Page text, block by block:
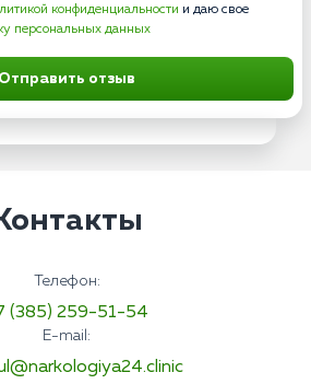
конфиденциальности и даю свое
персональных данных
Отправить отзыв
Телефон:
(385) 259-51-54
E-mail: